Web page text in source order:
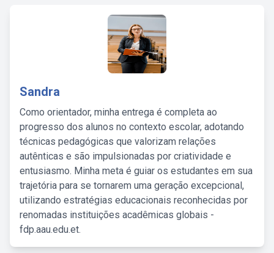
Sandra
Como orientador, minha entrega é completa ao
progresso dos alunos no contexto escolar, adotando
técnicas pedagógicas que valorizam relações
autênticas e são impulsionadas por criatividade e
entusiasmo. Minha meta é guiar os estudantes em sua
trajetória para se tornarem uma geração excepcional,
utilizando estratégias educacionais reconhecidas por
renomadas instituições acadêmicas globais -
fdp.aau.edu.et.